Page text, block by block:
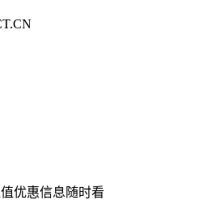
优惠信息随时看